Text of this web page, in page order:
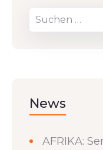
News
AFRIKA: